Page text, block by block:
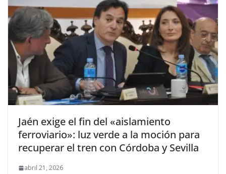
Jaén exige el fin del «aislamiento
ferroviario»: luz verde a la moción para
recuperar el tren con Córdoba y Sevilla
abril 21, 2026